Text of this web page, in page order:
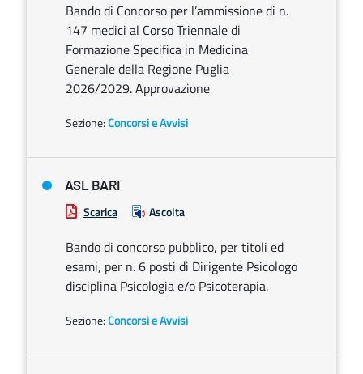
Bando di Concorso per l’ammissione di n.
147 medici al Corso Triennale di
Formazione Specifica in Medicina
Generale della Regione Puglia
2026/2029. Approvazione
Sezione:Concorsi e Avvisi
ASL BARI
Scarica Ascolta
Bando di concorso pubblico, per titoli ed
esami, per n. 6 posti di Dirigente Psicologo
disciplina Psicologia e/o Psicoterapia.
Sezione:Concorsi e Avvisi